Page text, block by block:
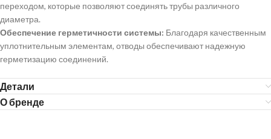
переходом, которые позволяют соединять трубы различного
диаметра.
Обеспечение герметичности системы: Благодаря качественным
уплотнительным элементам, отводы обеспечивают надежную
герметизацию соединений.
Детали
О бренде